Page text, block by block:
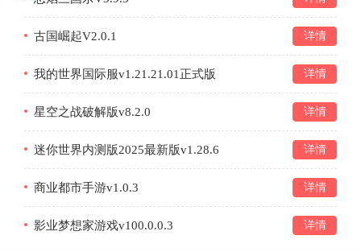
古国崛起V2.0.1 详情
我的世界国际服v1.21.21.01正式版 详情
星空之战破解版v8.2.0 详情
迷你世界内测版2025最新版v1.28.6 详情
商业都市手游v1.0.3 详情
影业梦想家游戏v100.0.0.3 详情